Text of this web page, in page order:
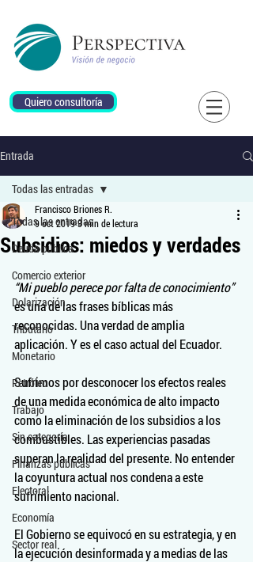
Quiero consultoría
Entrada
Todas las entradas
Deuda pública
Comercio exterior
Dolarización
Tributario
Monetario
Petróleo
Trabajo
Sin categoría
Finanzas públicas
Electoral
Economía
Sector real
Todas las entradas
Subsidios: miedos y verdades
Francisco Briones R.
9 oct 20193 min de lectura
“Mi pueblo perece por falta de conocimiento”
es una de las frases bíblicas más
reconocidas. Una verdad de amplia
aplicación. Y es el caso actual del Ecuador.
Sufrimos por desconocer los efectos reales
de una medida económica de alto impacto
como la eliminación de los subsidios a los
combustibles. Las experiencias pasadas
superan la realidad del presente. No entender
la coyuntura actual nos condena a este
sufrimiento nacional.
El Gobierno se equivocó en su estrategia, y en
la ejecución desinformada y a medias de las